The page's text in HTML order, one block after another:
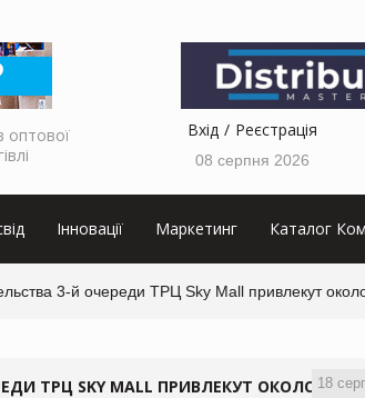
оптової
Вхід Реєстрація
08 серпня 2026
Інновації Маркетинг Каталог
3-й очереди ТРЦ Sky Mall привлекут
18
ТРЦ SKY MALL ПРИВЛЕКУТ ОКОЛО